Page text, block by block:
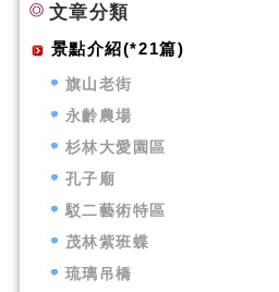
文章分類
景點介紹(*21篇)
旗山老街
永齡農場
杉林大愛園區
孔子廟
駁二藝術特區
茂林紫班蝶
琉璃吊橋